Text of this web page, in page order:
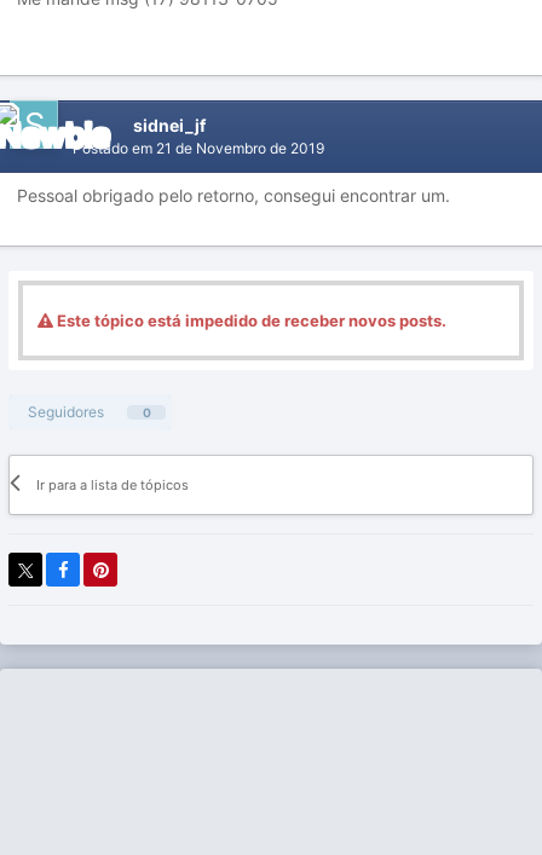
sidnei_jf
Postado em 21 de Novembro de 2019
Pessoal obrigado pelo retorno, consegui encontrar um.
Este tópico está impedido de receber novos posts.
Seguidores 0
Ir para a lista de tópicos